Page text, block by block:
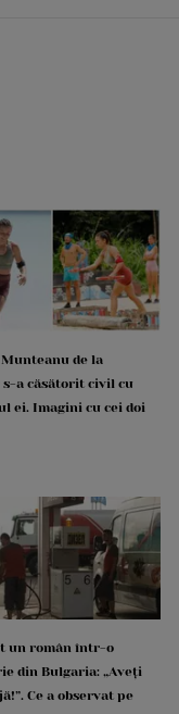
de la
a căsătorit civil cu
ei. Imagini cu cei doi
un român într-o
din Bulgaria: „Aveți
Ce a observat pe